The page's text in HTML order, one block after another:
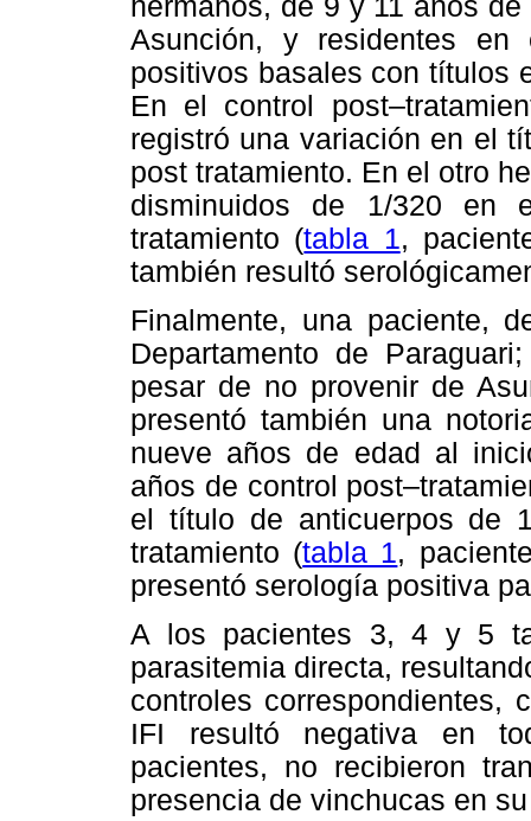
Asunción, y residentes en
positivos basales con títulos
En el control
registró una variación en el
post tratamiento. En el otro
disminuidos de 1/320
tratamiento (tabla 1,
también resultó
Finalmente, una paciente,
Departamento de
pesar de no provenir de
presentó también una
nueve años de edad al
años de control
el título de anticuerpos de
tratamiento (tabla 1,
presentó serología positiva
A los pacientes 3, 4 y 5
parasitemia directa,
controles correspondientes,
IFI resultó negativa en
pacientes, no recibieron
presencia de vinchucas en